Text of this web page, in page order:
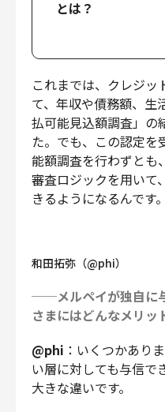
とは？
これまでは、クレジ
て、年収や債務額、生
払可能見込額調査」の
た。でも、この認定を
能額調査を行わずとも
審査ロジックを用いて
きるようになるんです。
和田拓弥（@phi）
──メルペイが独自に
さまにはどんなメリッ
@phi ：いくつかあり
い層に対しても与信で
大きな違いです。